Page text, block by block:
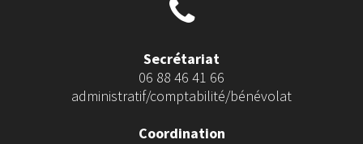
Secrétariat
06 88 46 41 66
administratif/comptabilité/bénévolat
Coordination